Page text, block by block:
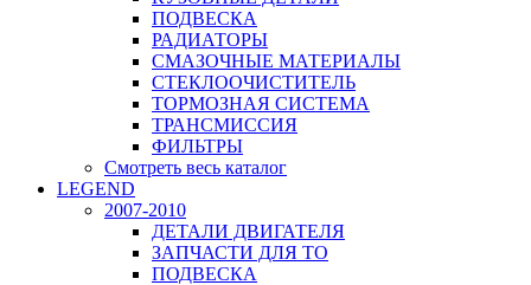
ПОДВЕСКА
РАДИАТОРЫ
СМАЗОЧНЫЕ МАТЕРИАЛЫ
СТЕКЛООЧИСТИТЕЛЬ
ТОРМОЗНАЯ СИСТЕМА
ТРАНСМИССИЯ
ФИЛЬТРЫ
Смотреть весь каталог
LEGEND
2007-2010
ДЕТАЛИ ДВИГАТЕЛЯ
ЗАПЧАСТИ ДЛЯ ТО
ПОДВЕСКА